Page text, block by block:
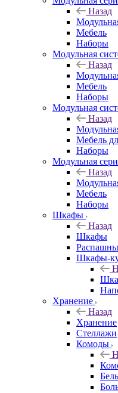
Назад
Мебель
Наборы
Модульная
Назад
Мебель
Наборы
Модульная
Назад
Мебель
Наборы
Модульная
Назад
Мебель
Наборы
Шкафы
Назад
Шкафы
Шкафы-
Хранение
Назад
Хранение
Стеллажи
Комоды